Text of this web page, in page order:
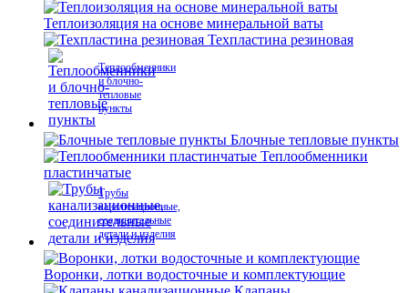
Теплоизоляция на основе минеральной ваты
Техпластина резиновая
Теплообменники
и блочно-
тепловые
пункты
Блочные тепловые пункты
Теплообменники
пластинчатые
Трубы
канализационные,
соединительные
детали и изделия
Воронки, лотки водосточные и комплектующие